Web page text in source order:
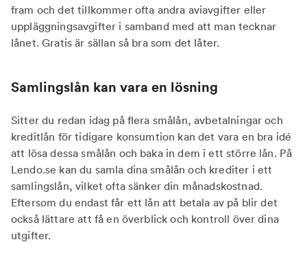
fram och det tillkommer ofta andra aviavgifter eller
uppläggningsavgifter i samband med att man tecknar
lånet. Gratis är sällan så bra som det låter.
Samlingslån kan vara en lösning
Sitter du redan idag på flera smålån, avbetalningar och
kreditlån för tidigare konsumtion kan det vara en bra idé
att lösa dessa smålån och baka in dem i ett större lån. På
Lendo.se kan du samla dina smålån och krediter i ett
samlingslån, vilket ofta sänker din månadskostnad.
Eftersom du endast får ett lån att betala av på blir det
också lättare att få en överblick och kontroll över dina
utgifter.